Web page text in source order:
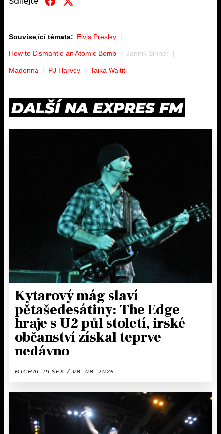
Související témata: Elvis Presley
How to Dismantle an Atomic Bomb Jannik Sinner
Madonna PJ Harvey Taika Waititi
DALŠÍ NA EXPRES FM
Kytarový mág slaví
pětašedesátiny: The Edge
hraje s U2 půl století, irské
občanství získal teprve
nedávno
MICHAL PLŠEK / 08. 08. 2026